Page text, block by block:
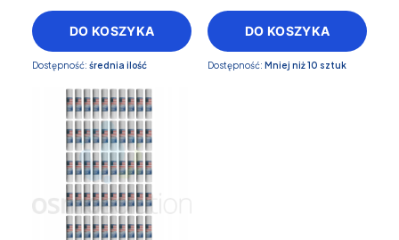
DO KOSZYKA
Dostępność: średnia ilość
DO KOSZYKA
Dostępność: Mniej niż 10 sztuk